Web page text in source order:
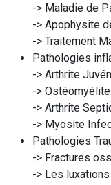
-> Maladie de
-> Apophysite
-> Traitement
Pathologies
-> Arthrite
-> Ostéomyélite
-> Arthrite
-> Myosite
Pathologies
-> Fractures
-> Les luxations